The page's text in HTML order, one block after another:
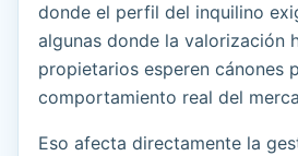
donde el perfil del inquilino
algunas donde la valorización
propietarios esperen cánones
comportamiento real del
Eso afecta directamente la